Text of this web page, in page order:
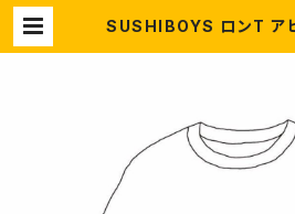
SUSHIBOYS ロンT ア